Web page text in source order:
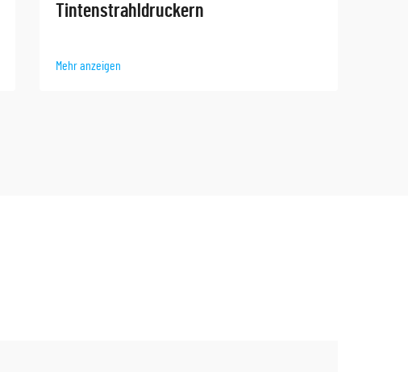
Tintenstrahldruckern
Mehr anzeigen